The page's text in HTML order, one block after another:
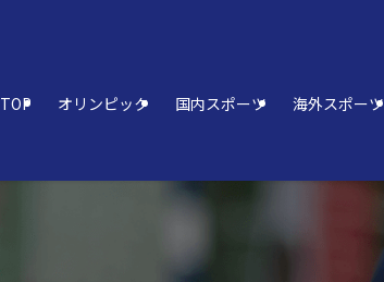
TOP オリンピック 国内スポーツ 海外スポーツ